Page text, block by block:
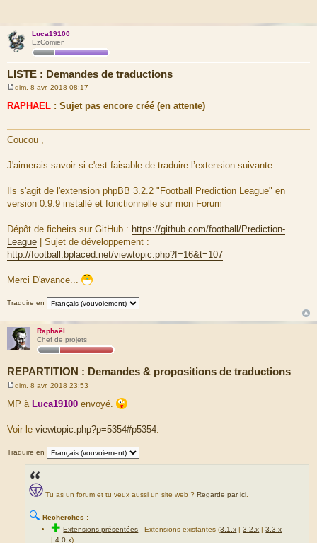
Luca19100
EzComien
LISTE : Demandes de traductions
e
s
a
g
e
dim. 8 avr. 2018 08:17
RAPHAEL : Sujet pas encore créé (en attente)
Coucou ,
J'aimerais savoir si c'est faisable de traduire l’extension suivante:
Ils s'agit de l'extension phpBB 3.2.2 "Football Prediction League" en
version 0.9.9 installé et fonctionnelle sur mon Forum
Dépôt de ficheirs sur GitHub : https://github.com/football/Prediction-
League | Sujet de développement :
http://football.bplaced.net/viewtopic.php?f=16&t=107
Merci D'avance...
Traduire en
Raphaël
Chef de projets
REPARTITION : Demandes & propositions de traductions
e
s
a
g
dim. 8 avr. 2018 23:53
MP à Luca19100 envoyé.
Voir le viewtopic.php?p=5354#p5354
Traduire en
Tu as un forum et tu veux aussi un site web ? Regarde par ici.
🔍 Recherches :
✚Extensions présentées -Extensions existantes (3.1.x |3.2.x |3.3.x
|4.0.x)